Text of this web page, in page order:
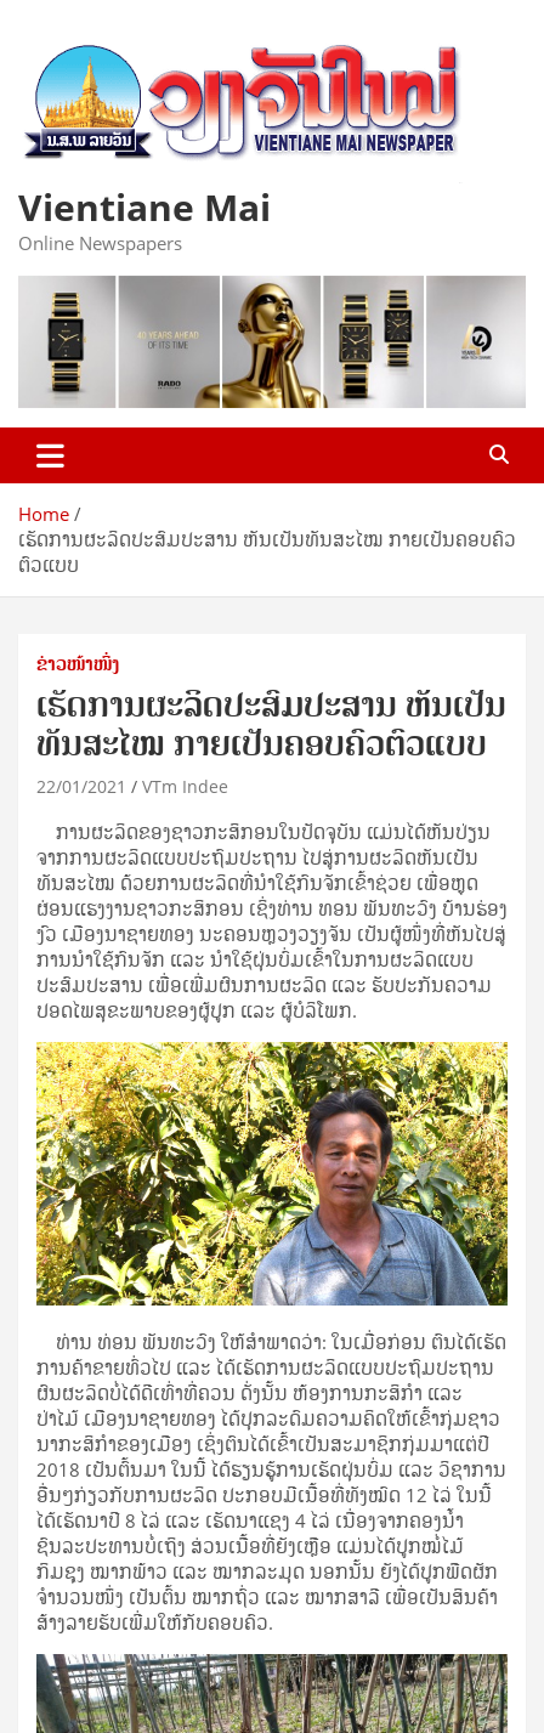
content
Vientiane Mai
Online Newspapers
Home
ເຮັດການຜະລິດປະສົມປະສານ ຫັນເປັນທັນສະໄໝ ກາຍເປັນຄອບຄົວ
ຕົວແບບ
ຂ່າວໜ້າໜຶ່ງ
ເຮັດການຜະລິດປະສົມປະສານ ຫັນເປັນ
ທັນສະໄໝ ກາຍເປັນຄອບຄົວຕົວແບບ
22/01/2021 VTm Indee
ການຜະລິດຂອງຊາວກະສິກອນໃນປັດຈຸບັນ ແມ່ນໄດ້ຫັນປ່ຽນ
ຈາກການຜະລິດແບບປະຖົມປະຖານ ໄປສູ່ການຜະລິດຫັນເປັນ
ທັນສະໄໝ ດ້ວຍການຜະລິດທີ່ນໍາໃຊ້ກົນຈັກເຂົ້າຊ່ວຍ ເພື່ອຫຼຸດ
ຜ່ອນແຮງງານຊາວກະສິກອນ ເຊິ່ງທ່ານ ທອນ ພັນທະວົງ ບ້ານຮ່ອງ
ງົວ ເມືອງນາຊາຍທອງ ນະຄອນຫຼວງວຽງຈັນ ເປັນຜູ້ໜຶ່ງທີ່ຫັນໄປສູ່
ການນໍາໃຊ້ກົນຈັກ ແລະ ນໍາໃຊ້ຝຸ່ນບົ່ມເຂົ້າໃນການຜະລິດແບບ
ປະສົມປະສານ ເພື່ອເພີ່ມຜົນການຜະລິດ ແລະ ຮັບປະກັນຄວາມ
ປອດໄພສຸຂະພາບຂອງຜູ້ປູກ ແລະ ຜູ້ບໍລິໂພກ.
ທ່ານ ທ່ອນ ພັນທະວົງ ໃຫ້ສໍາພາດວ່າ: ໃນເມື່ອກ່ອນ ຕົນໄດ້ເຮັດ
ການຄ້າຂາຍທົ່ວໄປ ແລະ ໄດ້ເຮັດການຜະລິດແບບປະຖົມປະຖານ
ຜົນຜະລິດບໍ່ໄດ້ດີເທົ່າທີ່ຄວນ ດັ່ງນັ້ນ ຫ້ອງການກະສິກໍາ ແລະ
ປ່າໄມ້ ເມືອງນາຊາຍທອງ ໄດ້ປຸກລະດົມຄວາມຄິດໃຫ້ເຂົ້າກຸ່ມຊາວ
ນາກະສິກໍາຂອງເມືອງ ເຊິ່ງຕົນໄດ້ເຂົ້າເປັນສະມາຊິກກຸ່ມມາແຕ່ປີ
2018 ເປັນຕົ້ນມາ ໃນນີ້ ໄດ້ຮຽນຮູ້ການເຮັດຝຸ່ນບົ່ມ ແລະ ວິຊາການ
ອື່ນໆກ່ຽວກັບການຜະລິດ ປະກອບມີເນື້ອທີ່ທັງໝົດ 12 ໄລ່ ໃນນີ້
ໄດ້ເຮັດນາປີ 8 ໄລ່ ແລະ ເຮັດນາແຊງ 4 ໄລ່ ເນື່ອງຈາກຄອງນໍ້າ
ຊົນລະປະທານບໍ່ເຖິງ ສ່ວນເນື້ອທີ່ຍັງເຫຼືອ ແມ່ນໄດ້ປູກໝໍ່ໄມ້
ກິມຊຸງ ໝາກພ້າວ ແລະ ໝາກລະມຸດ ນອກນັ້ນ ຍັງໄດ້ປູກພືດຜັກ
ຈໍານວນໜຶ່ງ ເປັນຕົ້ນ ໝາກຖົ່ວ ແລະ ໝາກສາລີ ເພື່ອເປັນສິນຄ້າ
ສ້າງລາຍຮັບເພີ່ມໃຫ້ກັບຄອບຄົວ.